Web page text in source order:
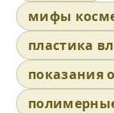
мифы
пластика
показания